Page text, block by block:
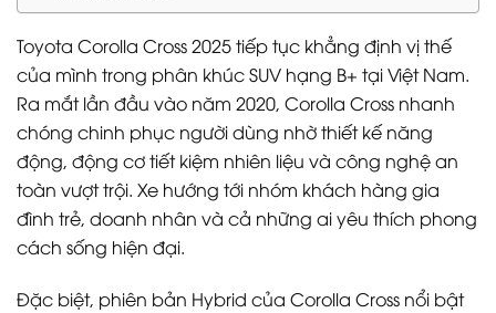
Toyota Corolla Cross 2025 tiếp tục khẳng định vị thế
của mình trong phân khúc SUV hạng B+ tại Việt Nam.
Ra mắt lần đầu vào năm 2020, Corolla Cross nhanh
chóng chinh phục người dùng nhờ thiết kế năng
động, động cơ tiết kiệm nhiên liệu và công nghệ an
toàn vượt trội. Xe hướng tới nhóm khách hàng gia
đình trẻ, doanh nhân và cả những ai yêu thích phong
cách sống hiện đại.
Đặc biệt, phiên bản Hybrid của Corolla Cross nổi bật